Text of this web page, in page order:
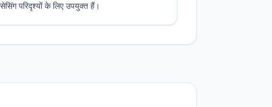
परिदृश्यों के लिए उपयुक्त हैं।